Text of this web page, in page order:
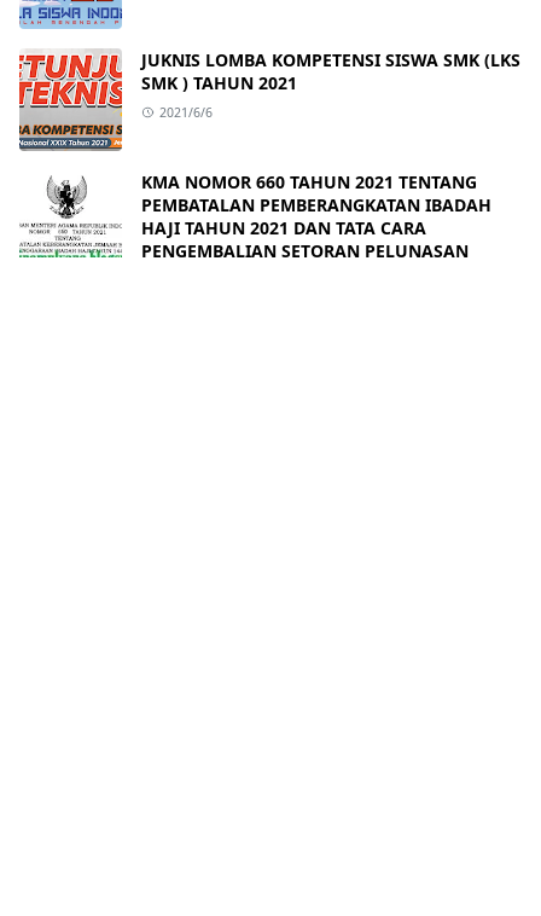
JUKNIS LOMBA KOMPETENSI SISWA SMK (LKS
SMK ) TAHUN 2021
2021/6/6
KMA NOMOR 660 TAHUN 2021 TENTANG
PEMBATALAN PEMBERANGKATAN IBADAH
HAJI TAHUN 2021 DAN TATA CARA
PENGEMBALIAN SETORAN PELUNASAN